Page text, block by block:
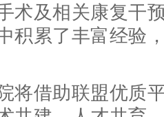
术及相关康复干
积累了丰富经验
借助联盟优质平